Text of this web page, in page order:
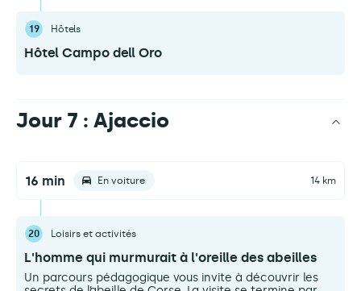
19 Hôtels
Hôtel Campo dell Oro
Jour 7 : Ajaccio
16 min En voiture 14 km
20 Loisirs et activités
L'homme qui murmurait à l'oreille des abeilles
Un parcours pédagogique vous invite à découvrir les